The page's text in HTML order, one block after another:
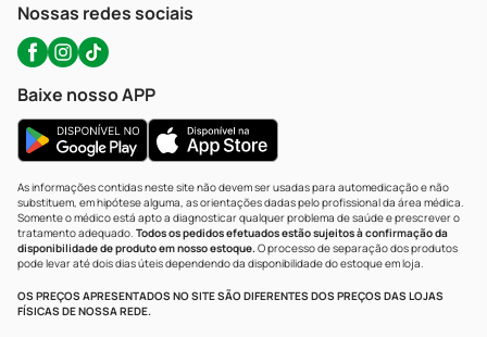
Nossas redes sociais
Baixe nosso APP
As informações contidas neste site não devem ser usadas para automedicação e não
substituem, em hipótese alguma, as orientações dadas pelo profissional da área médica.
Somente o médico está apto a diagnosticar qualquer problema de saúde e prescrever o
tratamento adequado. Todos os pedidos efetuados estão sujeitos à confirmação da
disponibilidade de produto em nosso estoque.O processo de separação dos produtos
pode levar até dois dias úteis dependendo da disponibilidade do estoque em loja.
OS PREÇOS APRESENTADOS NO SITE SÃO DIFERENTES DOS PREÇOS DAS LOJAS
FÍSICAS DE NOSSA REDE.